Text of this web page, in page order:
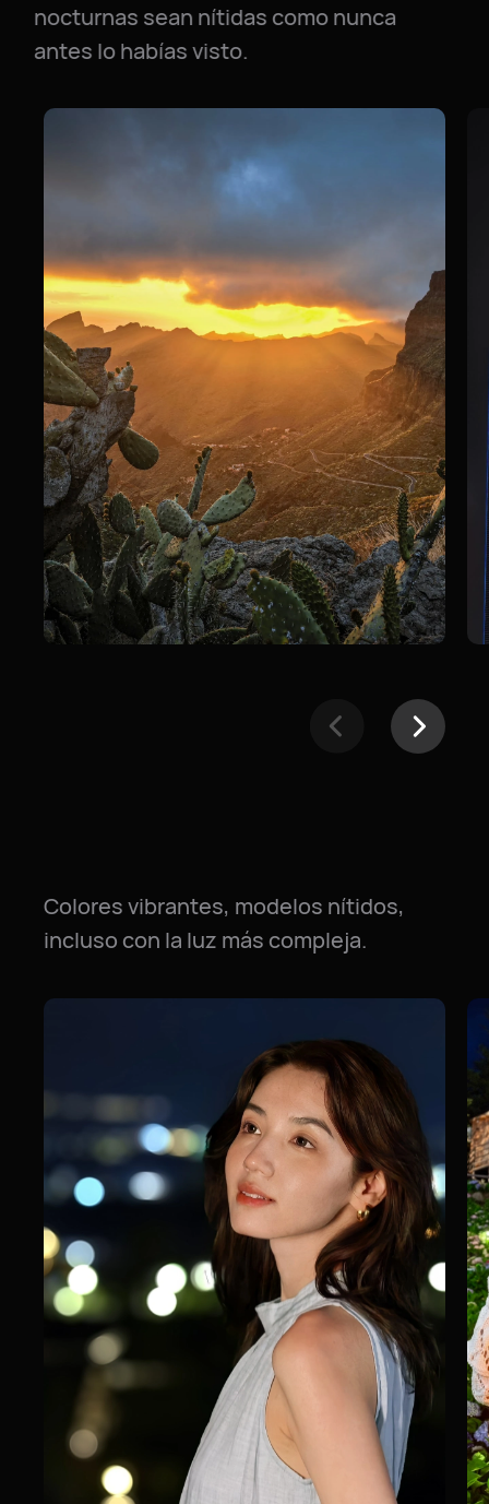
nocturnas sean nítidas como nunca
antes lo habías visto.
Colores vibrantes, modelos nítidos,
incluso con la luz más compleja.